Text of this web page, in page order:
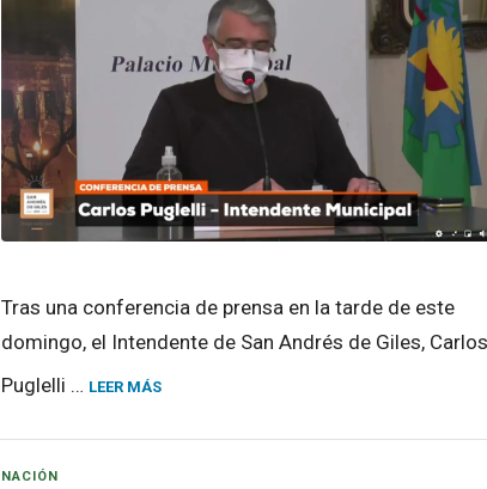
Tras una conferencia de prensa en la tarde de este
domingo, el Intendente de San Andrés de Giles,
Puglelli … LEER MÁS